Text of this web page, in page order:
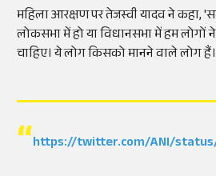
महिला आरक्षण पर तेजस्वी यादव ने कहा,
लोकसभा में हो या विधानसभा में हम लोगों
चाहिए। ये लोग किसको मानने वाले लोग
https://twitter.com/ANI/status/